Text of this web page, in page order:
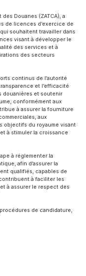
Douanes (ZATCA), a
de licences d’exercice de
souhaitent travailler dans
visant à développer le
des services et à
des secteurs
continus de l’autorité
et l’efficacité
douanières et soutenir
conformément aux
à assurer la fourniture
aux
objectifs du royaume visant
à stimuler la croissance
à réglementer la
afin d’assurer la
qualifiés, capables de
à faciliter les
à assurer le respect des
de candidature,